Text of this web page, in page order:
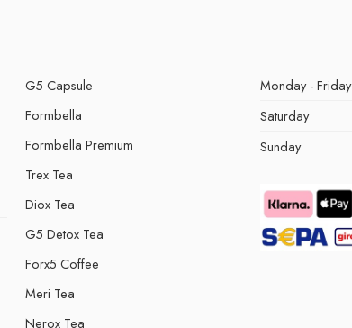
G5 Capsule
Formbella
Formbella Premium
Trex Tea
Diox Tea
G5 Detox Tea
Forx5 Coffee
Meri Tea
Nerox Tea
Monday - Friday
Saturday
Sunday